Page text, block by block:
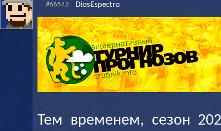
#66542 DiosEspectro
Тем временем, сезон